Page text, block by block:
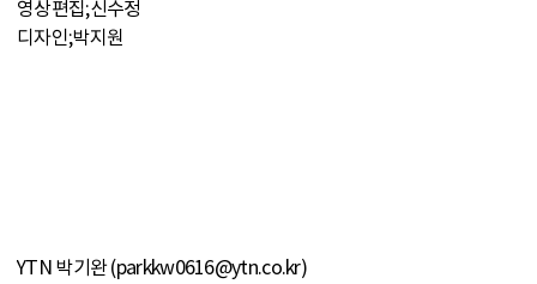
영상편집;신수정
디자인;박지원
YTN 박기완 (parkkw0616@ytn.co.kr)